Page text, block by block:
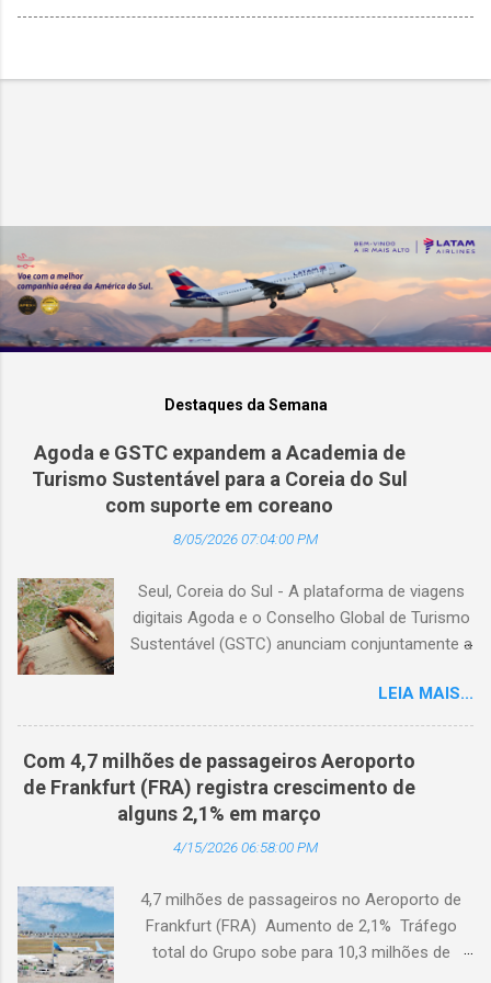
Destaques da Semana
Agoda e GSTC expandem a Academia de
Turismo Sustentável para a Coreia do Sul
com suporte em coreano
8/05/2026 07:04:00 PM
Seul, Coreia do Sul - A plataforma de viagens
digitais Agoda e o Conselho Global de Turismo
Sustentável (GSTC) anunciam conjuntamente a
para a Coreia do Sul, com suporte completo
em coreano. (Arquivo © BlogTurS) Este marco
surge no momento em que a Academia celebra
seu primeiro aniversário e ultrapassa a marca
de 3.000 usuários cadastrados, dando
continuidade à sua missão de apoiar
profissionais da hotelaria em toda a região,
sobre turismo mais sustentável, com base no
Padrão Hoteleiro GSTC. Desde o seu
lançamento, há um ano, a Academia de
LEIA MAIS...
Com 4,7 milhões de passageiros Aeroporto
de Frankfurt (FRA) registra crescimento de
alguns 2,1% em março
4/15/2026 06:58:00 PM
4,7 milhões de passageiros no Aeroporto de
Frankfurt (FRA) Aumento de 2,1% Tráfego
total do Grupo sobe para 10,3 milhões de